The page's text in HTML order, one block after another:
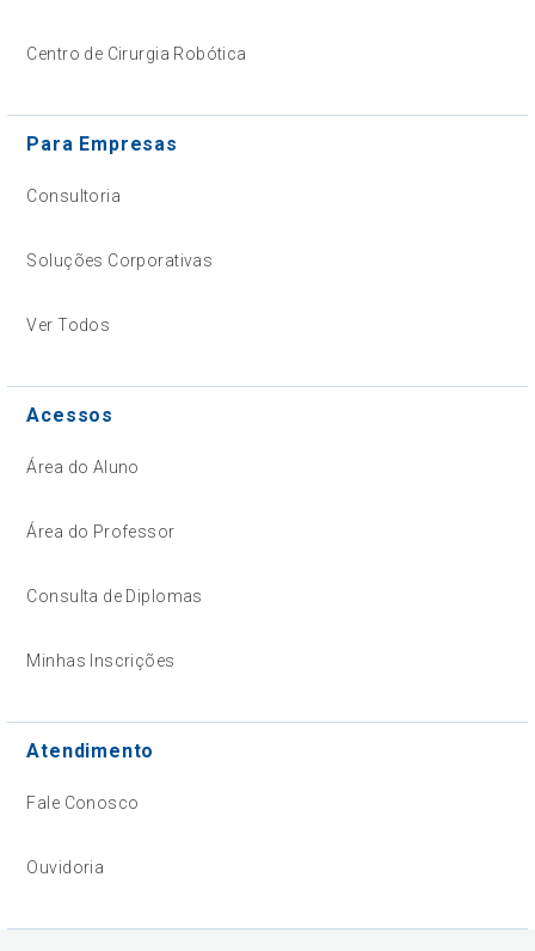
Centro de Cirurgia Robótica
Para Empresas
Consultoria
Soluções Corporativas
Ver Todos
Acessos
Área do Aluno
Área do Professor
Consulta de Diplomas
Minhas Inscrições
Atendimento
Fale Conosco
Ouvidoria